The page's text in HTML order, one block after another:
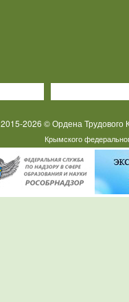
2015-2026 © Ордена
Крымского